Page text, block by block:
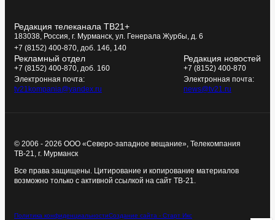
Редакция телеканала ТВ21+
183038, Россия, г. Мурманск, ул. Генерала Журбы, д. 6
+7 (8152) 400-870, доб. 146, 140
Рекламный отдел
+7 (8152) 400-870, доб. 160
Электронная почта:
tv21kompania@yandex.ru
Редакция новостей
+7 (8152) 400-870
Электронная почта:
news@tv21.ru
© 2006 - 2026 ООО «Северо-западное вещание», Телекомпания
ТВ-21, г. Мурманск
Все права защищены. Цитирование и копирование материалов
возможно только с активной ссылкой на сайт ТВ-21.
Политика конфиденциальностиСоздание сайта - Старт Икс